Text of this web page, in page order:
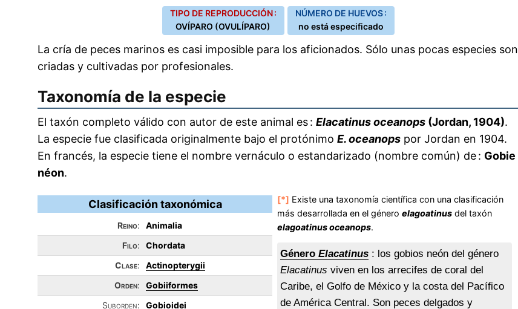
TIPO DE REPRODUCCIÓN :
OVÍPARO (OVULÍPARO)
NÚMERO DE HUEVOS :
no está especificado
La cría de peces marinos es casi imposible para los aficionados. Sólo unas pocas especies son
criadas y cultivadas por profesionales.
Taxonomía de la especie
El taxón completo válido con autor de este animal es : Elacatinus oceanops (Jordan, 1904).
La especie fue clasificada originalmente bajo el protónimo E. oceanops por Jordan en 1904.
En francés, la especie tiene el nombre vernáculo o estandarizado (nombre común) de : Gobie
néon.
Clasificación taxonómica
Reino:
Animalia
Filo:
Chordata
Clase:
Actinopterygii
Orden:
Gobiiformes
Suborden:
Gobioidei
[*] Existe una taxonomía científica con una clasificación
más desarrollada en el géneroelagoatinus del taxón
elagoatinus oceanops.
GéneroElacatinus : los gobios neón del género
Elacatinus viven en los arrecifes de coral del
Caribe, el Golfo de México y la costa del Pacífico
de América Central. Son peces delgados y